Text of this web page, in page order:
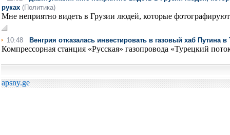
руках (Политика)
Мне неприятно видеть в Грузии людей, которые
10:48 Венгрия отказалась инвестировать в газовый хаб Путина в
Компрессорная станция «Русская» газопровода «Турецкий
apsny.ge